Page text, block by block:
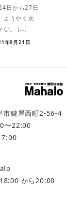
日から27日
ようやく次
な。 […]
年9月21日
鍵屋西町2-56-4
〜22:00
から20:00